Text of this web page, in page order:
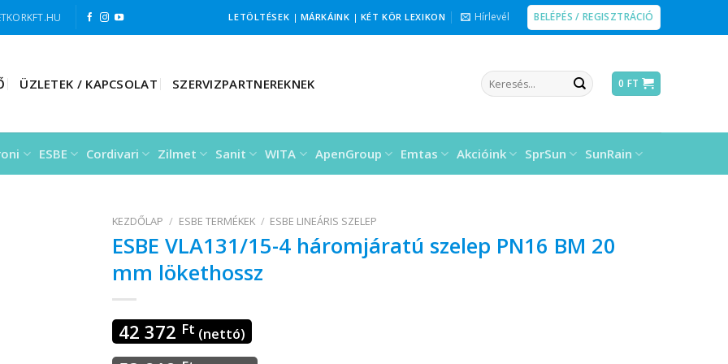
LETÖLTÉSEK | MÁRKÁINK | KÉT KÖR LEXIKON Hírlevél BELÉPÉS / REGISZTRÁCIÓ
ÜZLETEK / KAPCSOLAT SZERVIZPARTNEREKNEK
Keresés
a
0 FT
ESBE Cordivari Zilmet Sanit WITA ApenGroup Emtas Akcióink SprSun SunRain
KEZDŐLAP / ESBE TERMÉKEK / ESBE LINEÁRIS SZELEP
ESBE VLA131/15-4 háromjáratú szelep PN16 BM 20
mm lökethossz
42 372 Ft (nettó)